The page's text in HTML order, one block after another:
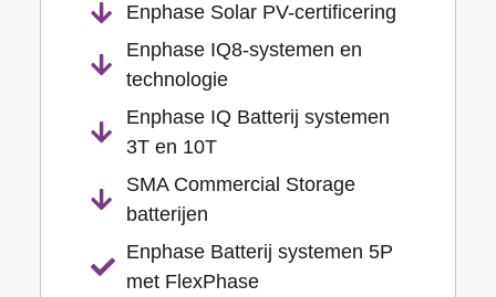
Enphase Solar PV-certificering
Enphase IQ8-systemen en
technologie
Enphase IQ Batterij systemen
3T en 10T
SMA Commercial Storage
batterijen
Enphase Batterij systemen 5P
met FlexPhase